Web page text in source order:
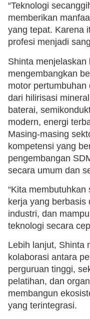
“Teknologi
memberikan
yang tepat. Karena
profesi menjadi
Shinta
mengembangkan
motor
dari hilirisasi
baterai,
modern, energi
Masing-masing
kompetensi yang
pengembangan
secara umum dan
“Kita
kerja yang berbasis
industri, dan
teknologi secara
Lebih lanjut, Shinta
kolaborasi antara
perguruan tinggi,
pelatihan, dan
membangun
yang terintegrasi.